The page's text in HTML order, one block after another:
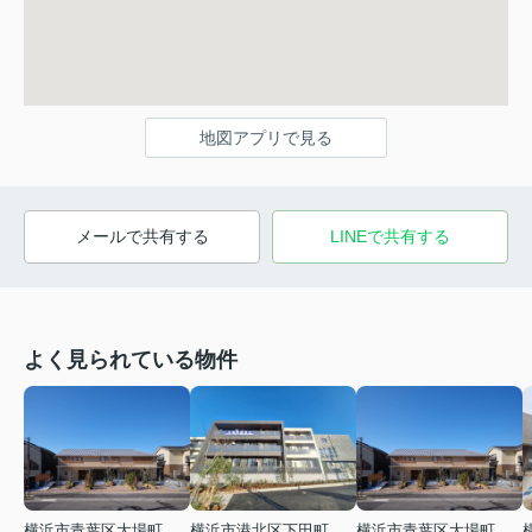
地図アプリで見る
メールで共有する LINEで共有する
よく見られている物件